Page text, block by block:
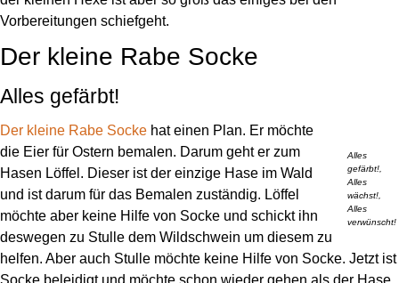
Vorbereitungen schiefgeht.
Der kleine Rabe Socke
Alles gefärbt!
Alles
gefärbt!,
Alles
wächst!,
Alles
verwünscht!
Der kleine Rabe Socke hat einen Plan. Er möchte
die Eier für Ostern bemalen. Darum geht er zum
Hasen Löffel. Dieser ist der einzige Hase im Wald
und ist darum für das Bemalen zuständig. Löffel
möchte aber keine Hilfe von Socke und schickt ihn
deswegen zu Stulle dem Wildschwein um diesem zu
helfen. Aber auch Stulle möchte keine Hilfe von Socke. Jetzt ist
Socke beleidigt und möchte schon wieder gehen als der Hase